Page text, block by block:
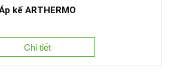
kế ARTHERMO
Chi tiết